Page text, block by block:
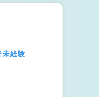
経験